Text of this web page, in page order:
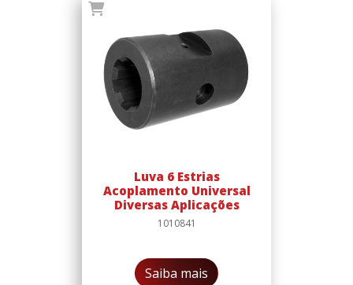
Luva 6 Estrias
Acoplamento Universal
Diversas Aplicações
1010841
Saiba mais